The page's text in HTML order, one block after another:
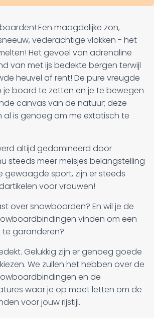
Een maagdelijke zon,
vederachtige vlokken - het
Het gevoel van adrenaline
van met ijs bedekte bergen terwijl
heuvel af rent! De pure vreugde
board te zetten en je te bewegen
canvas van de natuur; deze
is genoeg om me extatisch te
altijd gedomineerd door
steeds meer meisjes belangstelling
gewaagde sport, zijn er steeds
voor vrouwen!
over snowboarden? En wil je de
vinden om een
garanderen?
Gelukkig zijn er genoeg goede
We zullen het hebben over de
en de
waar je op moet letten om de
voor jouw rijstijl.